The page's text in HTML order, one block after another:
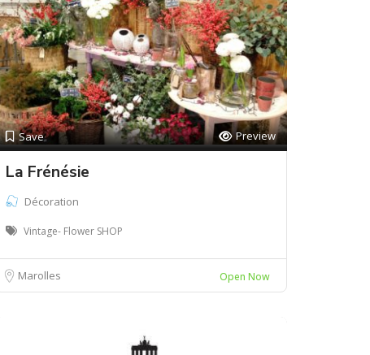
Save Preview
La Frénésie
Décoration
Vintage- Flower SHOP
Marolles Open Now